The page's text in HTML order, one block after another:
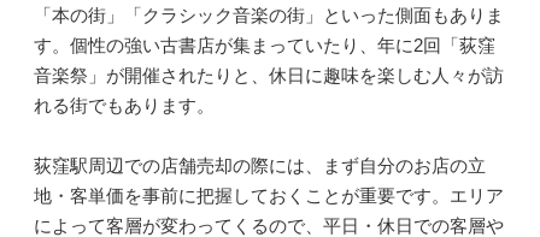
「本の街」「クラシック音楽の街」といった側面もありま
す。個性の強い古書店が集まっていたり、年に2回「荻窪
音楽祭」が開催されたりと、休日に趣味を楽しむ人々が訪
れる街でもあります。
荻窪駅周辺での店舗売却の際には、まず自分のお店の立
地・客単価を事前に把握しておくことが重要です。エリア
によって客層が変わってくるので、平日・休日での客層や